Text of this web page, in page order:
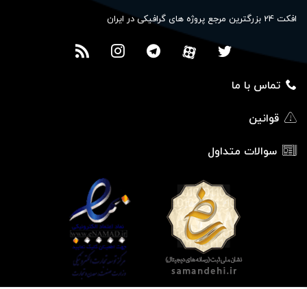
افکت 24 بزرگترین مرجع پروژه های گرافیکی در ایران
تماس با ما
قوانین
سوالات متداول